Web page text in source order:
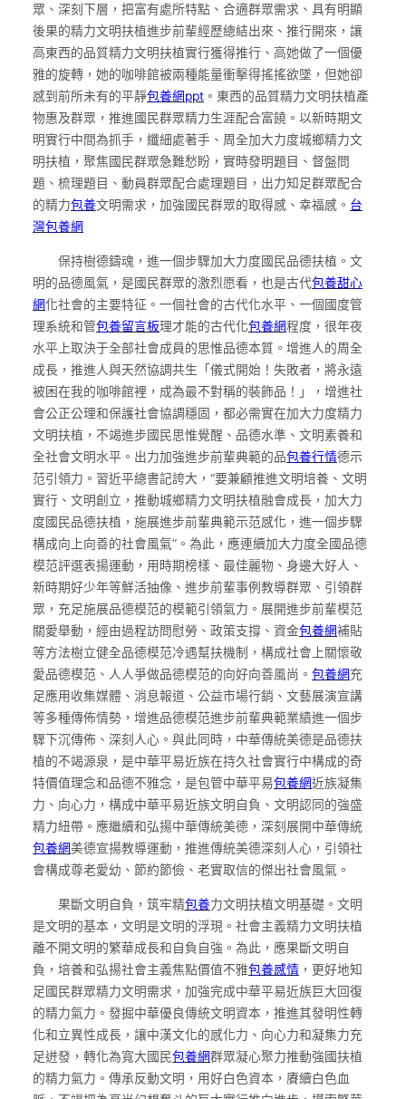
眾、深刻下層，把富有處所特點、合適群眾需求、具有明顯
後果的精力文明扶植進步前輩經歷總結出來、推行開來，讓
高東西的品質精力文明扶植實行獲得推行、高她做了一個優
雅的旋轉，她的咖啡館被兩種能量衝擊得搖搖欲墜，但她卻
感到前所未有的平靜包養網ppt 。東西的品質精力文明扶植產
物惠及群眾，推進國民群眾精力生涯配合富饒。以新時期文
明實行中間為抓手，纖細處著手、周全加大力度城鄉精力文
明扶植，聚焦國民群眾急難愁盼，實時發明題目、督盤問
題、梳理題目、動員群眾配合處理題目，出力知足群眾配合
的精力包養文明需求，加強國民群眾的取得感、幸福感。 台
灣包養網
保持樹德鑄魂，進一個步驟加大力度國民品德扶植。文
明的品德風氣，是國民群眾的激烈愿看，也是古代包養甜心
網化社會的主要特征。一個社會的古代化水平、一個國度管
理系統和管包養留言板理才能的古代化包養網程度，很年夜
水平上取決于全部社會成員的思惟品德本質。增進人的周全
成長，推進人與天然協調共生「儀式開始！失敗者，將永遠
被困在我的咖啡館裡，成為最不對稱的裝飾品！」，增進社
會公正公理和保護社會協調穩固，都必需實在加大力度精力
文明扶植，不竭進步國民思惟覺醒、品德水準、文明素養和
全社會文明水平。出力加強進步前輩典範的品包養行情德示
范引領力。習近平總書記誇大，“要兼顧推進文明培養、文明
實行、文明創立，推動城鄉精力文明扶植融會成長，加大力
度國民品德扶植，施展進步前輩典範示范感化，進一個步驟
構成向上向善的社會風氣”。為此，應連續加大力度全國品德
模范評選表揚運動，用時期榜樣、最佳麗物、身邊大好人、
新時期好少年等鮮活抽像、進步前輩事例教導群眾、引領群
眾，充足施展品德模范的模範引領氣力。展開進步前輩模范
關愛舉動，經由過程訪問慰勞、政策支撐、資金包養網補貼
等方法樹立健全品德模范冷遇幫扶機制，構成社會上關懷敬
愛品德模范、人人爭做品德模范的向好向善風尚。 包養網充
足應用收集媒體、消息報道、公益市場行銷、文藝展演宣講
等多種傳佈情勢，增進品德模范進步前輩典範業績進一個步
驟下沉傳佈、深刻人心。與此同時，中華傳統美德是品德扶
植的不竭源泉，是中華平易近族在持久社會實行中構成的奇
特價值理念和品德不雅念，是包管中華平易包養網近族凝集
力、向心力，構成中華平易近族文明自負、文明認同的強盛
精力紐帶。應繼續和弘揚中華傳統美德，深刻展開中華傳統
包養網美德宣揚教導運動，推進傳統美德深刻人心，引領社
會構成尊老愛幼、節約節儉、老實取信的傑出社會風氣。
果斷文明自負，筑牢精包養力文明扶植文明基礎。文明
是文明的基本，文明是文明的浮現。社會主義精力文明扶植
離不開文明的繁華成長和自負自強。為此，應果斷文明自
負，培養和弘揚社會主義焦點價值不雅包養感情 ，更好地知
足國民群眾精力文明需求，加強完成中華平易近族巨大回復
的精力氣力。發掘中華優良傳統文明資本，推進其發明性轉
化和立異性成長，讓中漢文化的感化力、向心力和凝集力充
足迸發，轉化為寬大國民包養網群眾凝心聚力推動強國扶植
的精力氣力。傳承反動文明，用好白色資本，賡續白色血